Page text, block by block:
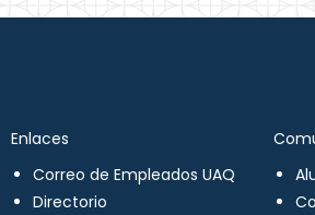
Enlaces
Correo de Empleados UAQ
Directorio